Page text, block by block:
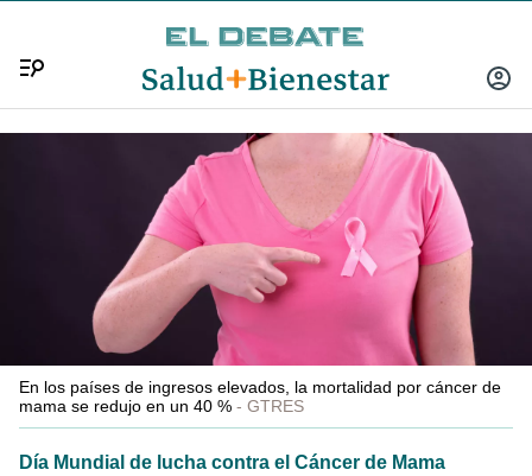
INICIAR
En los países de ingresos elevados, la mortalidad por cáncer de
mama se redujo en un 40 %
GTRES
Día Mundial de lucha contra el Cáncer de Mama